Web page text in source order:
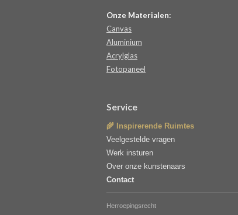
Onze Materialen:
Canvas
Aluminium
Acrylglas
Fotopaneel
Service
🌾 Inspirerende Ruimtes
Veelgestelde vragen
Werk insturen
Over onze kunstenaars
Contact
Herroepingsrecht